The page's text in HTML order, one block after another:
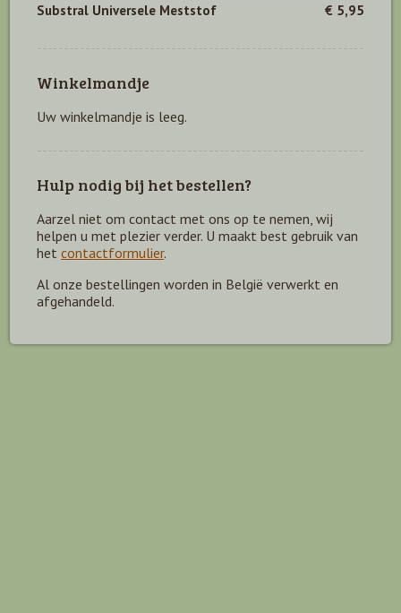
Substral Universele Meststof € 5,95
Winkelmandje
Uw winkelmandje is leeg.
Hulp nodig bij het bestellen?
Aarzel niet om contact met ons op te nemen, wij
helpen u met plezier verder. U maakt best gebruik van
het contactformulier.
Al onze bestellingen worden in België verwerkt en
afgehandeld.